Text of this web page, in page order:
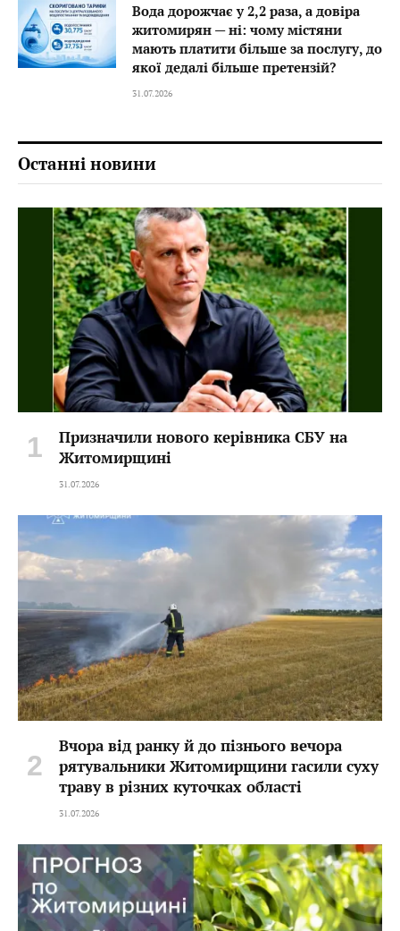
Вода дорожчає у 2,2 раза, а довіра
житомирян — ні: чому містяни
мають платити більше за послугу, до
якої дедалі більше претензій?
31.07.2026
Останні новини
Призначили нового керівника СБУ на
Житомирщині
31.07.2026
Вчора від ранку й до пізнього вечора
рятувальники Житомирщини гасили суху
траву в різних куточках області
31.07.2026